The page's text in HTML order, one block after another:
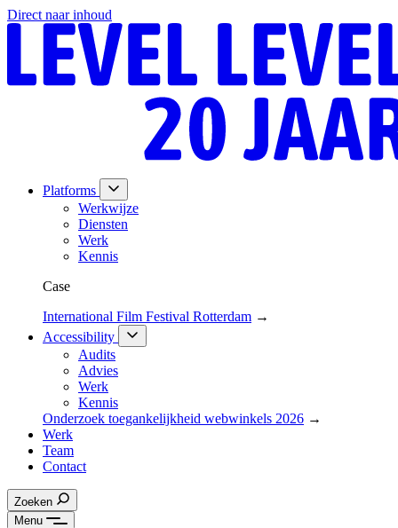
Direct naar inhoud
Platforms
Werkwijze
Diensten
Werk
Kennis
Case
International Film Festival Rotterdam →
Accessibility
Audits
Advies
Werk
Kennis
Onderzoek toegankelijkheid webwinkels 2026 →
Werk
Team
Contact
Zoeken
Menu